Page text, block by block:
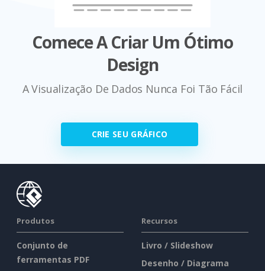
Comece A Criar Um Ótimo
Design
A Visualização De Dados Nunca Foi Tão Fácil
CRIE SEU GRÁFICO
Produtos
Conjunto de
ferramentas PDF
Recursos
Livro / Slideshow
Desenho / Diagrama